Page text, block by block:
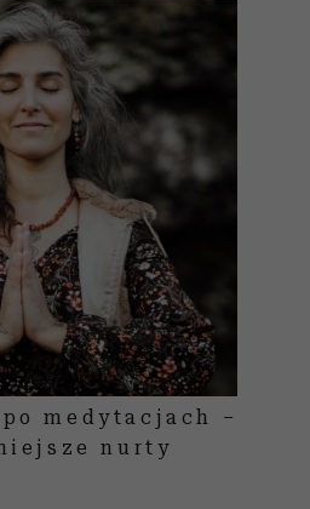
medytacjach –
nurty